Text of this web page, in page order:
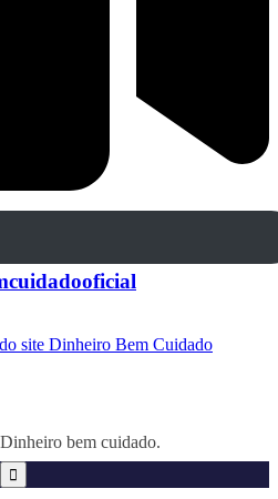
site Dinheiro Bem Cuidado
bem cuidado.